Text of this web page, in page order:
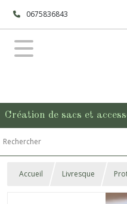
0675836843
Création de sacs et
Accueil Livresque